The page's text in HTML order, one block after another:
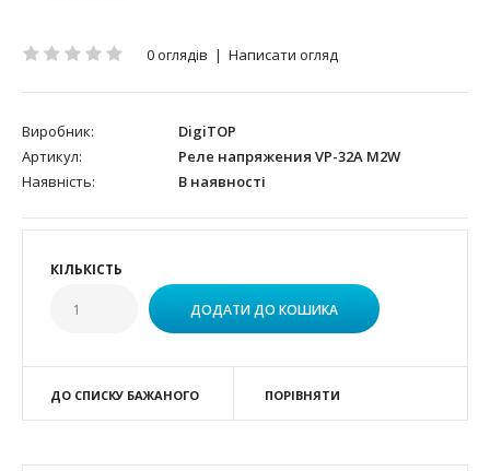
0 оглядів | Написати огляд
Виробник:
DigiTOP
Артикул:
Реле напряжения VP-32A M2W
Наявність:
В наявності
КІЛЬКІСТЬ
ДО СПИСКУ БАЖАНОГО ПОРІВНЯТИ